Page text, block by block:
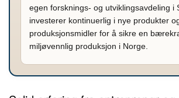
egen forsknings- og utviklingsavdeling i
investerer kontinuerlig i nye produkter
produksjonsmidler for å sikre en
miljøvennlig produksjon i Norge.